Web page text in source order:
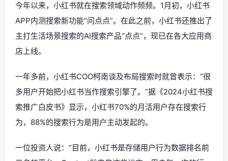
今年以来，小红书就在搜索领域动作频频。1月初，小红书
APP内测搜索新功能“问点点”。在此之前，小红书还推出了
主打生活场景搜索的AI搜索产品“点点”，现已在各大应用商
店上线。
一年多前，小红书COO柯南谈及布局搜索时就曾表示：“很
多用户开始把小红书当作搜索引擎了。”据《2024小红书搜
索推广白皮书》显示，小红书70%的月活用户存在搜索行
为，88%的搜索行为是用户主动发起的。
一位投资人说：“目前，小红书是存储用户行为数据排名前